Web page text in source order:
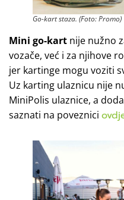
Go-kart staza. (Foto: Promo)
Mini go-kart nije nužno
vozače, već i za njihove
jer kartinge mogu voziti
Uz karting ulaznicu nije
MiniPolis ulaznice, a
saznati na poveznici